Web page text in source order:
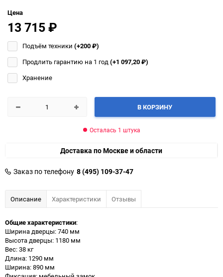
Цена
13 715₽
Подъём техники (+200₽)
Продлить гарантию на 1 год(+1 097,20₽)
Хранение
В КОРЗИНУ
Осталась 1 штука
Доставка по Москве и области
Заказ по телефону 8 (495) 109-37-47
Описание Характеристики Отзывы
Общие характеристики:
Ширина дверцы: 740 мм
Высота дверцы: 1180 мм
Вес: 38 кг
Длина: 1290 мм
Ширина: 890 мм